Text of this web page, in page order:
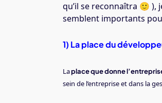
qu’il se reconnaîtra 🙂 ),
semblent importants
1) La place du
Laplace que donne
sein de l’entreprise et dans la